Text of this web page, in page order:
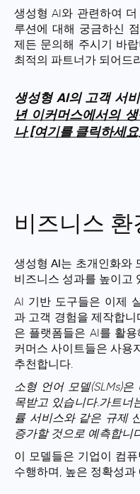
생성형 AI와 관련하여
루션에 대해 궁금하신
제든 문의해 주시기 바
최적의 파트너가 되어드
생성형 AI의 고객 서
년 이커머스에서의
나 [여기를 클릭하세
비즈니스 환
생성형 AI는 초개인화와
비즈니스 성과를 높이고
AI 기반 도구들은 이제
과 고객 경험을 제작합니
은 플랫폼들은 AI를 활
커머스 사이트들은 사용
추천합니다.
소형 언어 모델(SLMs)
목받고 있습니다.가트너
률 서비스와 같은 규제
증가할 것으로 예측합니
이 모델들은 기업이 컴
수행하며, 높은 정확성